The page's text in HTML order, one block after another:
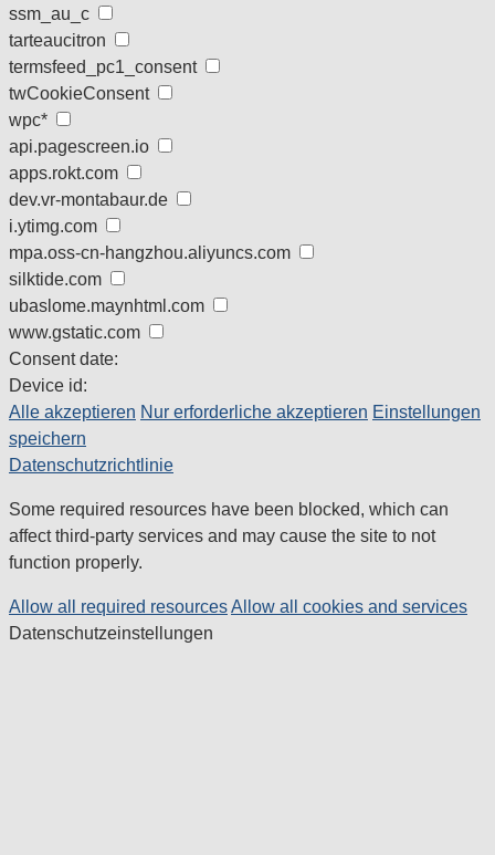
ssm_au_c
tarteaucitron
termsfeed_pc1_consent
twCookieConsent
wpc*
api.pagescreen.io
apps.rokt.com
dev.vr-montabaur.de
i.ytimg.com
mpa.oss-cn-hangzhou.aliyuncs.com
silktide.com
ubaslome.maynhtml.com
www.gstatic.com
Consent date:
Device id:
Alle akzeptieren Nur erforderliche akzeptieren Einstellungen
speichern
Datenschutzrichtlinie
Some required resources have been blocked, which can
affect third-party services and may cause the site to not
function properly.
Allow all required resourcesAllow all cookies and services
Datenschutzeinstellungen